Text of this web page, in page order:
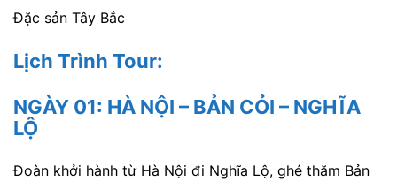
Vườn quốc gia Xuân Sơn
Giao lưu văn nghệ đặc sắc, thưởng thức những giọng
ca tiếng hát trầm ấm, ngọt ngào
Bắc.